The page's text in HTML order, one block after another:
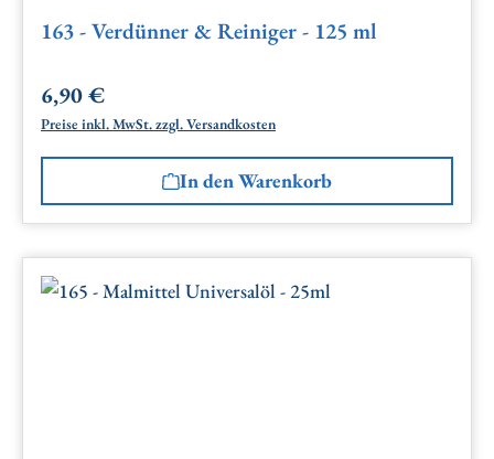
163 - Verdünner & Reiniger - 125 ml
Regulärer Preis:
6,90 €
Preise inkl. MwSt. zzgl. Versandkosten
In den Warenkorb